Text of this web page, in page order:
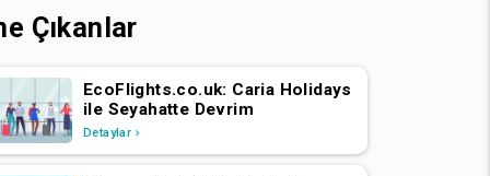
Çıkanlar
EcoFlights.co.uk: Caria Holidays
ile Seyahatte Devrim
Detaylar